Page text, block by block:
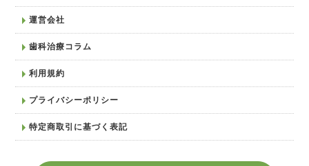
運営会社
歯科治療コラム
利用規約
プライバシーポリシー
特定商取引に基づく表記